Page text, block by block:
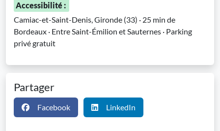
Accessibilité :
Camiac-et-Saint-Denis, Gironde (33) · 25 min de
Bordeaux · Entre Saint-Émilion et Sauternes · Parking
privé gratuit
Partager
Facebook LinkedIn